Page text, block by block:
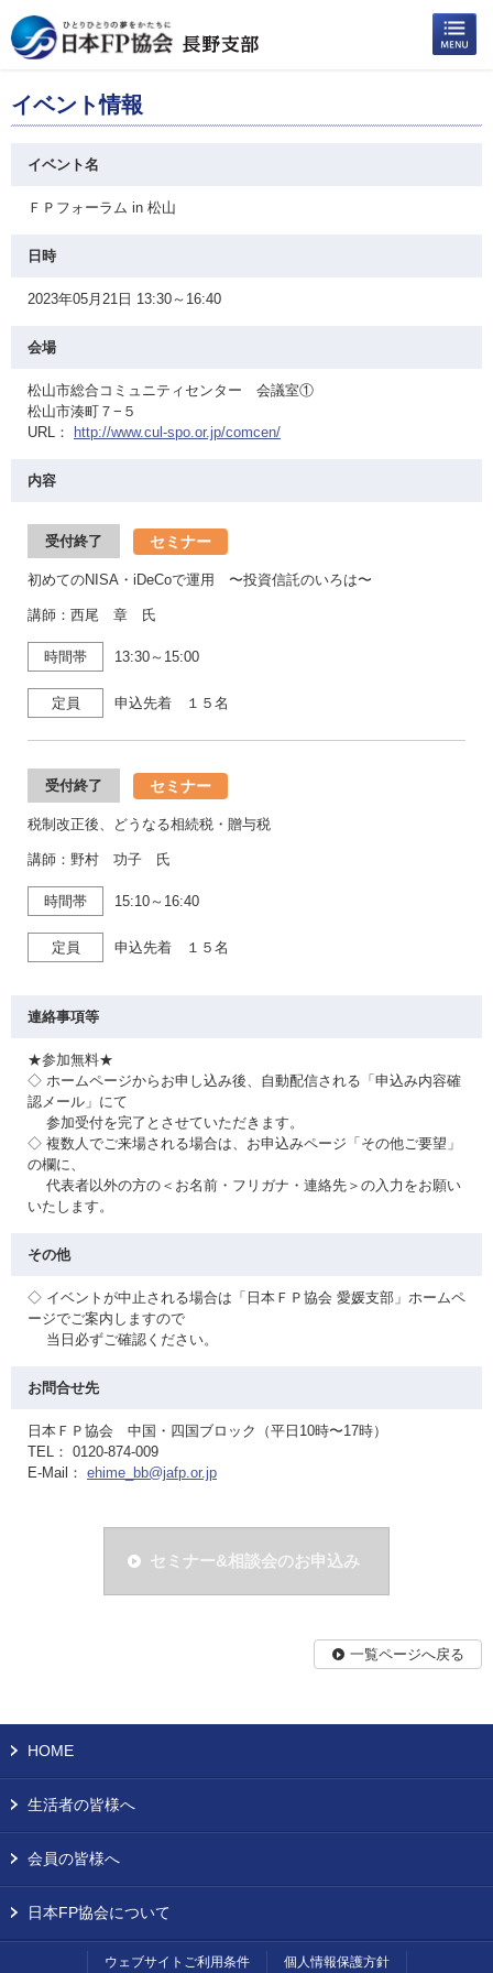
イベント情報
イベント名
ＦＰフォーラム in 松山
日時
2023年05月21日 13:30～16:40
会場
松山市総合コミュニティセンター 会議室①
松山市湊町７−５
URL：
http://www.cul-spo.or.jp/comcen/
内容
受付終了 セミナー
初めてのNISA・iDeCoで運用 〜投資信託のいろは〜
講師：西尾 章 氏
時間帯 13:30～15:00
定員 申込先着 １５名
受付終了 セミナー
税制改正後、どうなる相続税・贈与税
講師：野村 功子 氏
時間帯 15:10～16:40
定員 申込先着 １５名
連絡事項等
★参加無料★
◇ ホームページからお申し込み後、自動配信される「申込み内容確
認メール」にて
参加受付を完了とさせていただきます。
◇ 複数人でご来場される場合は、お申込みページ「その他ご要望」
の欄に、
代表者以外の方の＜お名前・フリガナ・連絡先＞の入力をお願い
いたします。
その他
◇ イベントが中止される場合は「日本ＦＰ協会 愛媛支部」ホームペ
ージでご案内しますので
当日必ずご確認ください。
お問合せ先
日本ＦＰ協会 中国・四国ブロック（平日10時〜17時）
TEL： 0120-874-009
E-Mail： ehime_bb@jafp.or.jp
セミナー&相談会のお申込み
一覧ページへ戻る
HOME
生活者の皆様へ
会員の皆様へ
日本FP協会について
ウェブサイトご利用条件 個人情報保護方針